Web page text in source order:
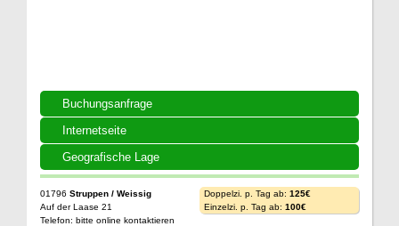
Buchungsanfrage
Internetseite
Geografische Lage
01796 Struppen / Weissig
Auf der Laase 21
Telefon: bitte online kontaktieren
Doppelzi. p. Tag ab: 125€
Einzelzi. p. Tag ab: 100€